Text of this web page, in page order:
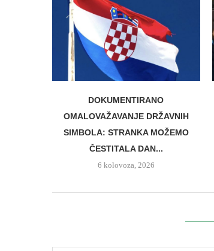
DOKUMENTIRANO
OMALOVAŽAVANJE DRŽAVNIH
SIMBOLA: STRANKA MOŽEMO
ČESTITALA DAN...
6 kolovoza, 2026